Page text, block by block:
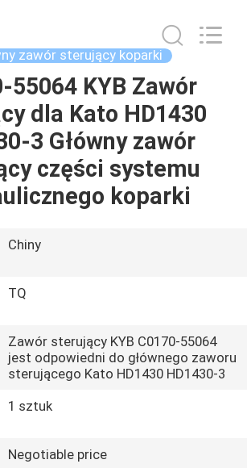
zawór sterujący koparki
55064 KYB Zawór
dla Kato HD1430
3 Główny zawór
części systemu
koparki
Chiny
TQ
Zawór sterujący KYB C0170-55064
jest odpowiedni do głównego zaworu
sterującego Kato HD1430 HD1430-3
1 sztuk
Negotiable price